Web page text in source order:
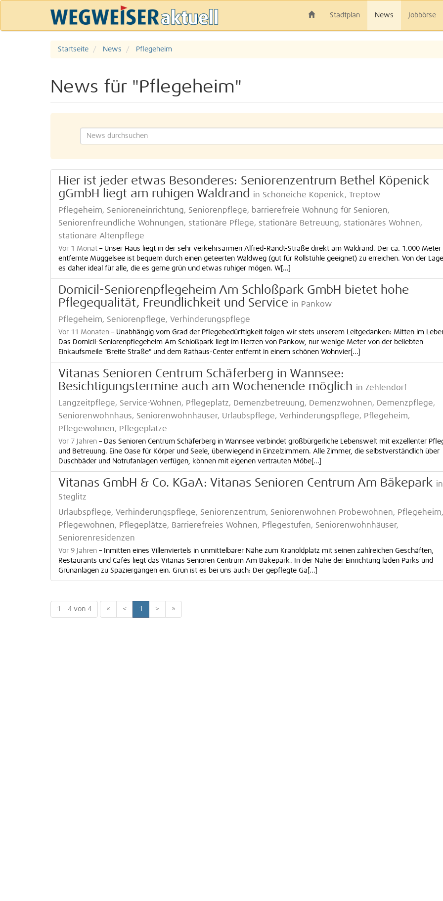
Stadtplan News Jobbörse
Startseite News Pflegeheim
News für "Pflegeheim"
Hier ist jeder etwas Besonderes: Seniorenzentrum Bethel Köpenick
gGmbH liegt am ruhigen Waldrand in Schöneiche Köpenick, Treptow
Pflegeheim, Senioreneinrichtung, Seniorenpflege, barrierefreie Wohnung für Senioren,
Seniorenfreundliche Wohnungen, stationäre Pflege, stationäre Betreuung, stationäres Wohnen,
stationäre Altenpflege
Vor 1 Monat – Unser Haus liegt in der sehr verkehrsarmen Alfred-Randt-Straße direkt am Waldrand. Der ca. 1.000 Meter
entfernte Müggelsee ist bequem durch einen geteerten Waldweg (gut für Rollstühle geeignet) zu erreichen. Von der
es daher ideal für alle, die es gerne grün und etwas ruhiger mögen. W[...]
Domicil-Seniorenpflegeheim Am Schloßpark GmbH bietet hohe
Pflegequalität, Freundlichkeit und Service in Pankow
Pflegeheim, Seniorenpflege, Verhinderungspflege
Vor 11 Monaten – Unabhängig vom Grad der Pflegebedürftigkeit folgen wir stets unserem Leitgedanken: Mitten im
Das Domicil-Seniorenpflegeheim Am Schloßpark liegt im Herzen von Pankow, nur wenige Meter von der beliebten
Einkaufsmeile "Breite Straße" und dem Rathaus-Center entfernt in einem schönen Wohnvier[...]
Vitanas Senioren Centrum Schäferberg in Wannsee:
Besichtigungstermine auch am Wochenende möglich in Zehlendorf
Langzeitpflege, Service-Wohnen, Pflegeplatz, Demenzbetreuung, Demenzwohnen, Demenzpflege,
Seniorenwohnhaus, Seniorenwohnhäuser, Urlaubspflege, Verhinderungspflege, Pflegeheim,
Pflegewohnen, Pflegeplätze
Vor 7 Jahren – Das Senioren Centrum Schäferberg in Wannsee verbindet großbürgerliche Lebenswelt mit exzellenter
und Betreuung. Eine Oase für Körper und Seele, überwiegend in Einzelzimmern. Alle Zimmer, die selbstverständlich über
Duschbäder und Notrufanlagen verfügen, können mit eigenen vertrauten Möbe[...]
Vitanas GmbH & Co. KGaA: Vitanas Senioren Centrum Am Bäkepark in
Steglitz
Urlaubspflege, Verhinderungspflege, Seniorenzentrum, Seniorenwohnen Probewohnen, Pflegeheim,
Pflegewohnen, Pflegeplätze, Barrierefreies Wohnen, Pflegestufen, Seniorenwohnhäuser,
Seniorenresidenzen
Vor 9 Jahren – Inmitten eines Villenviertels in unmittelbarer Nähe zum Kranoldplatz mit seinen zahlreichen Geschäften,
Restaurants und Cafés liegt das Vitanas Senioren Centrum Am Bäkepark. In der Nähe der Einrichtung laden Parks und
Grünanlagen zu Spaziergängen ein. Grün ist es bei uns auch: Der gepflegte Ga[...]
1 - 4 von 4 « < 1 > »